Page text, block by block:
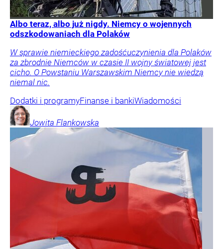
Albo teraz, albo już nigdy. Niemcy o wojennych
odszkodowaniach dla Polaków
W sprawie niemieckiego zadośćuczynienia dla Polaków
za zbrodnie Niemców w czasie II wojny światowej jest
cicho. O Powstaniu Warszawskim Niemcy nie wiedzą
niemal nic.
Dodatki i programyFinanse i bankiWiadomości
Jowita Flankowska